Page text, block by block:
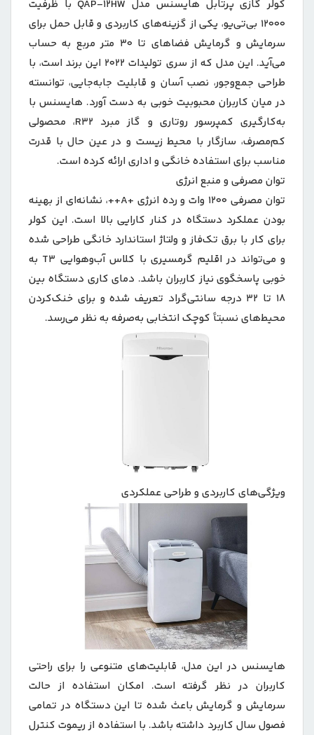
کولر گازی پرتابل هایسنس مدل QAP-12HW با ظرفیت
12000 بی‌تی‌یو، یکی از گزینه‌های کاربردی و قابل حمل برای
سرمایش و گرمایش فضاهای تا ۳۰ متر مربع به حساب
می‌آید. این مدل که از سری تولیدات ۲۰۲۲ این برند است، با
طراحی جمع‌وجور، نصب آسان و قابلیت جابه‌جایی، توانسته
در میان کاربران محبوبیت خوبی به دست آورد. هایسنس با
به‌کارگیری کمپرسور روتاری و گاز مبرد R32، محصولی
کم‌مصرف، سازگار با محیط زیست و در عین حال با قدرت
مناسب برای استفاده خانگی و اداری ارائه کرده است.
توان مصرفی و منبع انرژی
توان مصرفی ۱۲۰۰ وات و رده انرژی +A++، نشانه‌ای از بهینه
بودن عملکرد دستگاه در کنار کارایی بالا است. این کولر
برای کار با برق تک‌فاز و ولتاژ استاندارد خانگی طراحی شده
و می‌تواند در اقلیم گرمسیری با کلاس آب‌وهوایی T3 به
خوبی پاسخگوی نیاز کاربران باشد. دمای کاری دستگاه بین
۱۸ تا ۳۲ درجه سانتی‌گراد تعریف شده و برای خنک‌کردن
محیط‌های نسبتاً کوچک انتخابی به‌صرفه به نظر می‌رسد.
ویژگی‌های کاربردی و طراحی عملکردی
هایسنس در این مدل، قابلیت‌های متنوعی را برای راحتی
کاربران در نظر گرفته است. امکان استفاده از حالت
سرمایش و گرمایش باعث شده تا این دستگاه در تمامی
فصول سال کاربرد داشته باشد. با استفاده از ریموت کنترل